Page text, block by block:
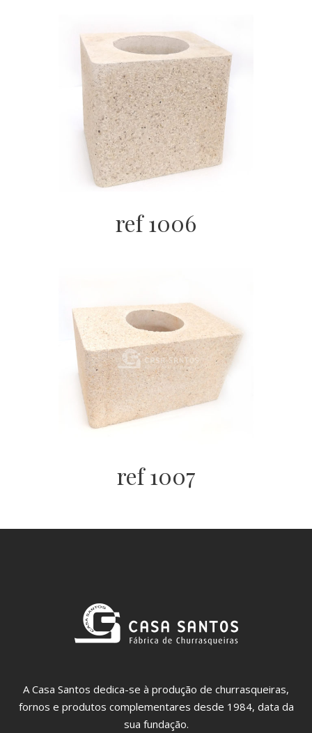
ref 1006
ref 1007
A Casa Santos dedica-se à produção de churrasqueiras,
fornos e produtos complementares desde 1984, data da
sua fundação.